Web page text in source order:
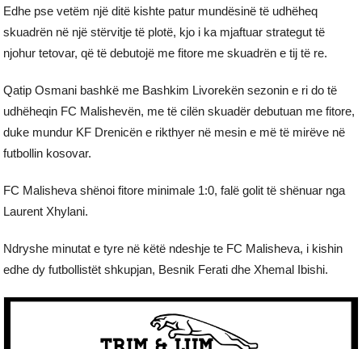
Edhe pse vetëm një ditë kishte patur mundësinë të udhëheq
skuadrën në një stërvitje të plotë, kjo i ka mjaftuar strategut të
njohur tetovar, që të debutojë me fitore me skuadrën e tij të re.
Qatip Osmani bashkë me Bashkim Livorekën sezonin e ri do të
udhëheqin FC Malishevën, me të cilën skuadër debutuan me fitore,
duke mundur KF Drenicën e rikthyer në mesin e më të mirëve në
futbollin kosovar.
FC Malisheva shënoi fitore minimale 1:0, falë golit të shënuar nga
Laurent Xhylani.
Ndryshe minutat e tyre në këtë ndeshje te FC Malisheva, i kishin
edhe dy futbollistët shkupjan, Besnik Ferati dhe Xhemal Ibishi.